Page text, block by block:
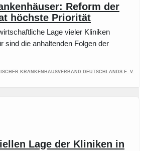
Reform der
höchste Priorität
Lage vieler Kliniken
sind die anhaltenden Folgen der
Krankenhausverband Deutschlands e. V.
Lage der Kliniken in